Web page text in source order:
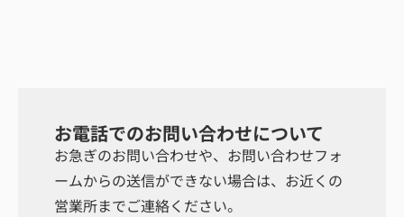
お電話でのお問い合わせについて
お急ぎのお問い合わせや、お問い合わせフォ
ームからの送信ができない場合は、お近くの
営業所までご連絡ください。